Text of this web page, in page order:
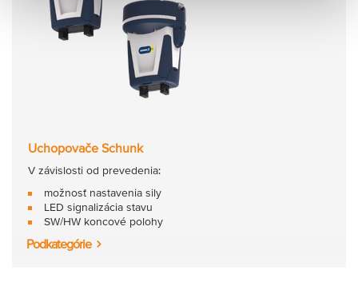
Uchopovače Schunk
V závislosti od prevedenia:
možnosť nastavenia sily
LED signalizácia stavu
SW/HW koncové polohy
Podkategórie